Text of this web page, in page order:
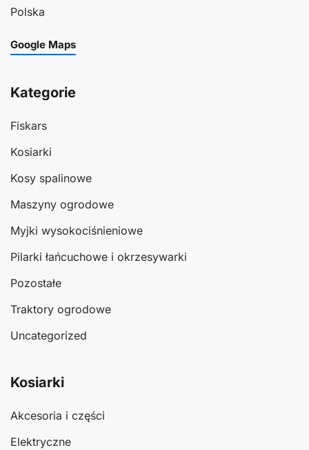
Polska
Google Maps
Kategorie
Fiskars
Kosiarki
Kosy spalinowe
Maszyny ogrodowe
Myjki wysokociśnieniowe
Pilarki łańcuchowe i okrzesywarki
Pozostałe
Traktory ogrodowe
Uncategorized
Kosiarki
Akcesoria i części
Elektryczne